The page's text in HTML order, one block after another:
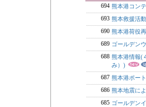
694 熊本港コン
693 熊本救援活
690 熊本港荷役
689 ゴールデン
688 熊本港情報(
み）)
687 熊本港ポー
686 熊本地震に
685 ゴールデン